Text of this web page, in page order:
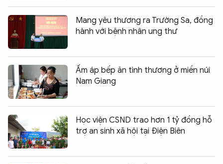
Mang yêu thương ra Trường Sa, đồng
hành với bệnh nhân ung thư
Ấm áp bếp ăn tình thương ở miền núi
Nam Giang
Học viện CSND trao hơn 1 tỷ đồng hỗ
trợ an sinh xã hội tại Điện Biên